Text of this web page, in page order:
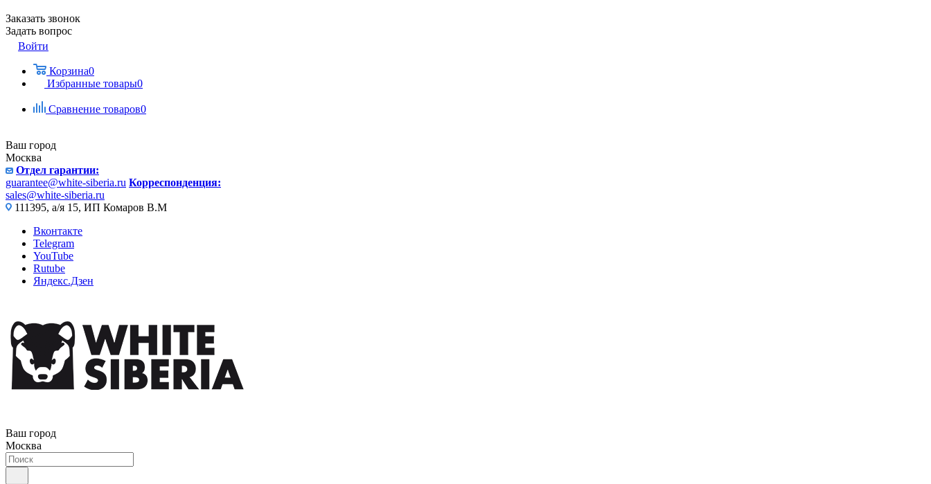
Заказать звонок
Задать вопрос
Войти
Корзина0
Избранные товары0
Сравнение товаров0
Ваш город
Москва
Отдел гарантии:
guarantee@white-siberia.ru Корреспонденция:
sales@white-siberia.ru
111395, а/я 15, ИП Комаров В.М
Вконтакте
Telegram
YouTube
Rutube
Яндекс.Дзен
Ваш город
Москва